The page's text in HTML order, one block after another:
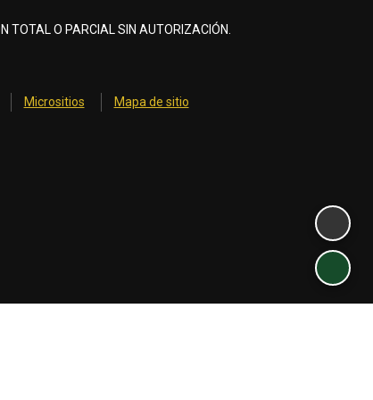
TOTAL O PARCIAL SIN AUTORIZACIÓN.
Micrositios Mapa de sitio